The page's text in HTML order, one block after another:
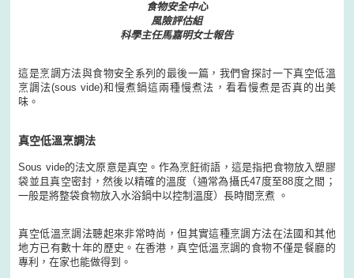
食物安全中心
風險評估組
科學主任馬嘉明女士報告
這是烹調方法與食物安全系列的最後一篇，我們會探討一下真空低溫
烹調法(sous vide)和慢煮鍋這兩種慢煮法，看看慢煮是否真的出美
味。
真空低溫烹調法
Sous vide的法文原意是真空。作為烹飪術語，這是指把食物放入塑膠
袋並且真空密封，然後以精確的溫度（通常為攝氏47度至88度之間；
一般是將整袋食物放入水浴鍋中以控制溫度）長時間烹煮 。
真空低溫烹調法聽起來非常時尚，但其實這種烹調方法在法國和其他
地方已有數十年的歷史。在香港，真空低溫烹調的食物不僅是餐廳的
專利，在家也能做得到。